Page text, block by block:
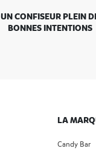
UN CONFISEUR PLEIN
BONNES INTENTIONS
LA
Candy Bar